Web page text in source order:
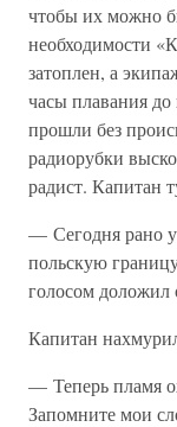
чтобы их можно
необходимости
затоплен, а
часы плавания
прошли без
радиорубки
радист. Капитан
— Сегодня рано
польскую
голосом доложил
Капитан
— Теперь пламя
Запомните мои